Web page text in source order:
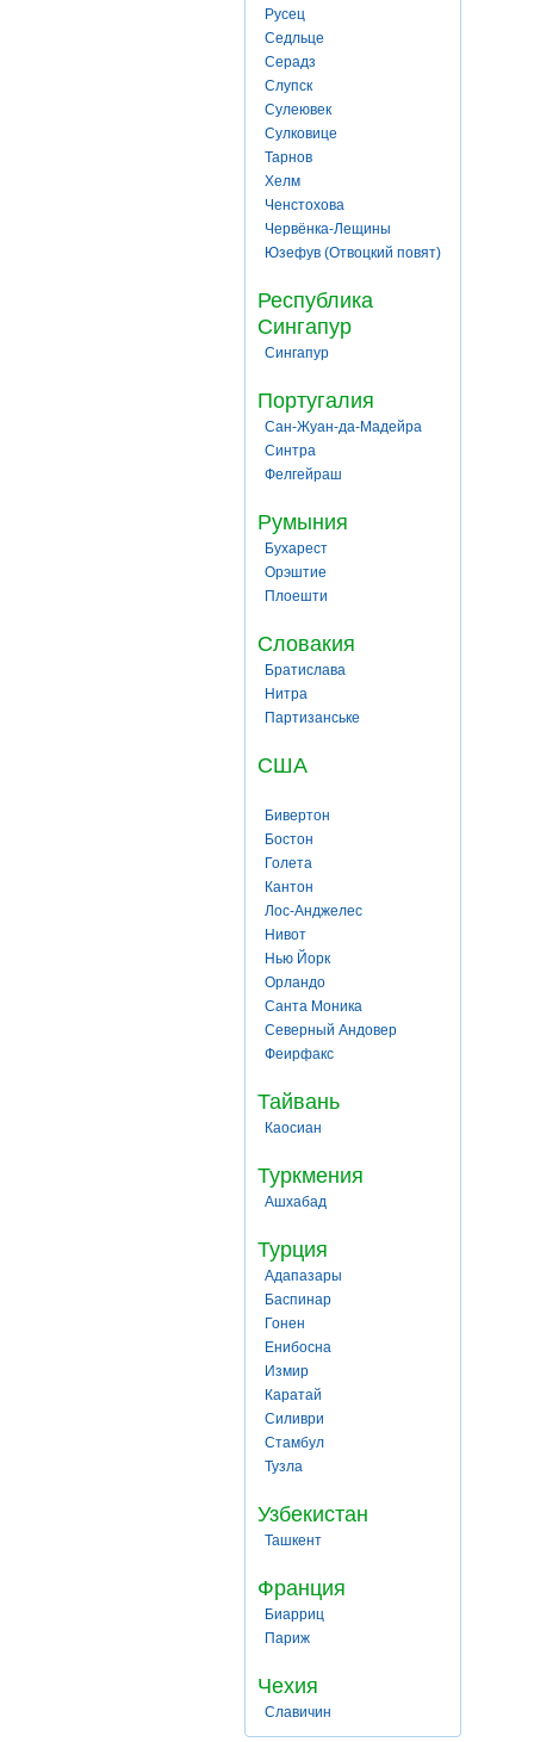
Русец
Седльце
Серадз
Слупск
Сулеювек
Сулковице
Тарнов
Хелм
Ченстохова
Червёнка-Лещины
Юзефув (Отвоцкий повят)
Республика
Сингапур
Сингапур
Португалия
Сан-Жуан-да-Мадейра
Синтра
Фелгейраш
Румыния
Бухарест
Орэштие
Плоешти
Словакия
Братислава
Нитра
Партизанське
США
Бивертон
Бостон
Голета
Кантон
Лос-Анджелес
Нивот
Нью Йорк
Орландо
Санта Моника
Северный Андовер
Феирфакс
Тайвань
Каосиан
Туркмения
Ашхабад
Турция
Адапазары
Баспинар
Гонен
Енибосна
Измир
Каратай
Силиври
Стамбул
Тузла
Узбекистан
Ташкент
Франция
Биарриц
Париж
Чехия
Славичин